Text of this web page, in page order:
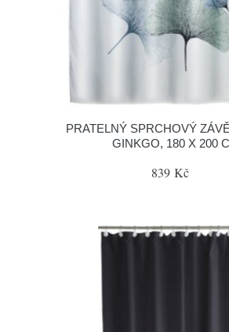
PRATELNÝ SPRCHOVÝ
GINKGO, 180 X 200
839 Kč